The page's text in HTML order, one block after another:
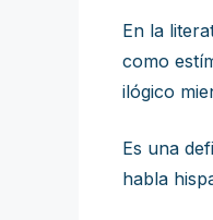
En la
como
ilógico
Es una
habla